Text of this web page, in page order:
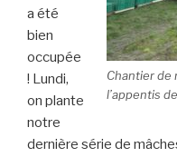
Chantier
l’appentis
a été
bien
occupée
! Lundi,
on plante
notre
dernière série de